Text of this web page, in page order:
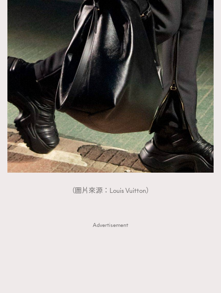
（圖片來源：Louis Vuitton）
Advertisement